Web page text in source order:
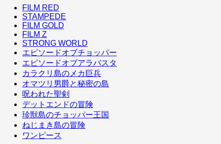
FILM RED
STAMPEDE
FILM GOLD
FILM Z
STRONG WORLD
エピソードオブチョッパー
エピソードオブアラバスタ
カラクリ島のメカ巨兵
オマツリ男爵と秘密の島
呪われた聖剣
デットエンドの冒険
珍獣島のチョッパー王国
ねじまき島の冒険
ワンピース